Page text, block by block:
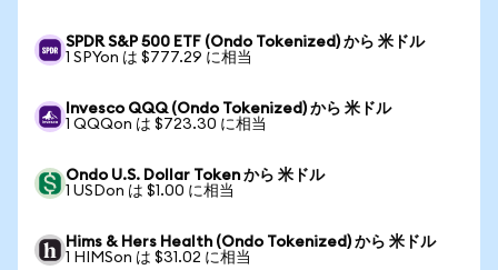
SPDR S&P 500 ETF (Ondo Tokenized) から 米ドル
1 SPYon は $777.29 に相当
Invesco QQQ (Ondo Tokenized) から 米ドル
1 QQQon は $723.30 に相当
Ondo U.S. Dollar Token から 米ドル
1 USDon は $1.00 に相当
Hims & Hers Health (Ondo Tokenized) から 米ドル
1 HIMSon は $31.02 に相当